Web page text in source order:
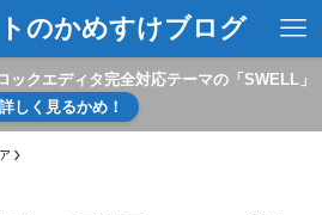
のかめすけブログ
ックエディタ完全対応テーマの「SWELL」
詳しく見るかめ！